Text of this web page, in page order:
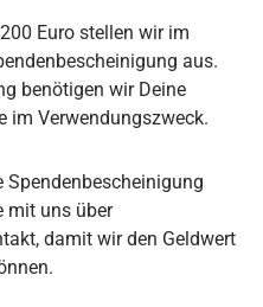
Euro stellen wir im
aus.
benötigen wir Deine
im Verwendungszweck.
mit uns über
damit wir den Geldwert